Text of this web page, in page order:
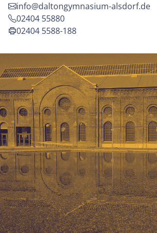
info@daltongymnasium-alsdorf.de
02404 55880
02404 5588-188